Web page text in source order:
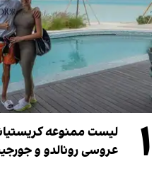
۱
عروسی رونالدو و